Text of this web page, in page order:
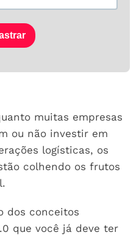
muitas empresas
ou não investir em
logísticas, os
colhendo os frutos
dos conceitos
que você já deve ter